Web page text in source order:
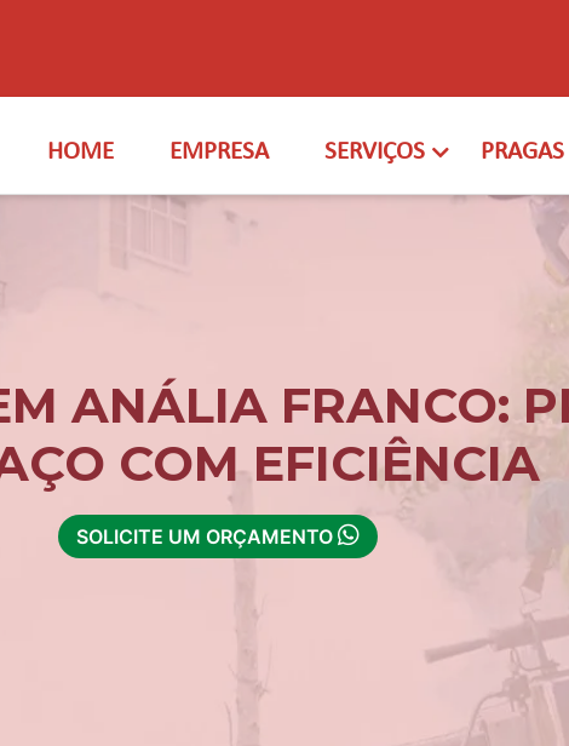
HOME EMPRESA SERVIÇOS
ANÁLIA FRANCO:
COM EFICIÊNCIA
SOLICITE UM ORÇAMENTO